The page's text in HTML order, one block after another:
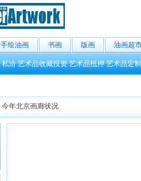
绘油画 书画 版画 油画超
私洽 艺术品收藏投资 艺术品抵押 艺术品定制
今年北京画廊状况